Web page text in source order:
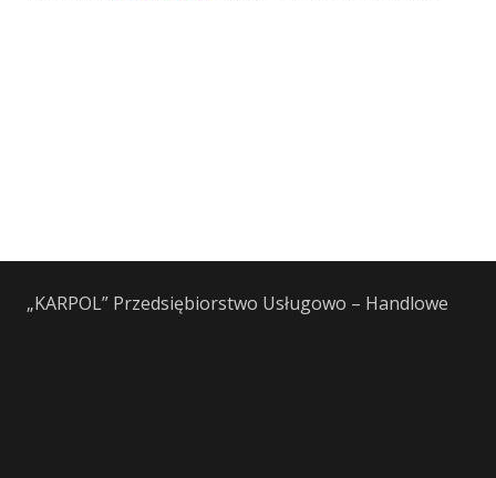
„KARPOL” Przedsiębiorstwo Usługowo – Handlowe